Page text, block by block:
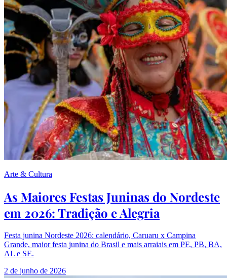
Arte & Cultura
As Maiores Festas Juninas do Nordeste
em 2026: Tradição e Alegria
Festa junina Nordeste 2026: calendário, Caruaru x Campina
Grande, maior festa junina do Brasil e mais arraiais em PE, PB, BA,
AL e SE.
2 de junho de 2026